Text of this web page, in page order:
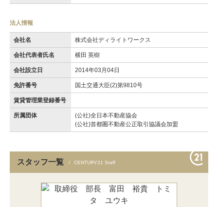
法人情報
会社名 株式会社ディライトワークス
会社代表者氏名 横田 英樹
会社設立日 2014年03月04日
免許番号 国土交通大臣(2)第9810号
賃貸管理業登録番号
所属団体
(公社)全日本不動産協会
(公社)首都圏不動産公正取引協議会加盟
スタッフ一覧 CENTURY21 Staff